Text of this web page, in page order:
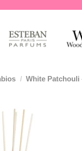
White Patchouli